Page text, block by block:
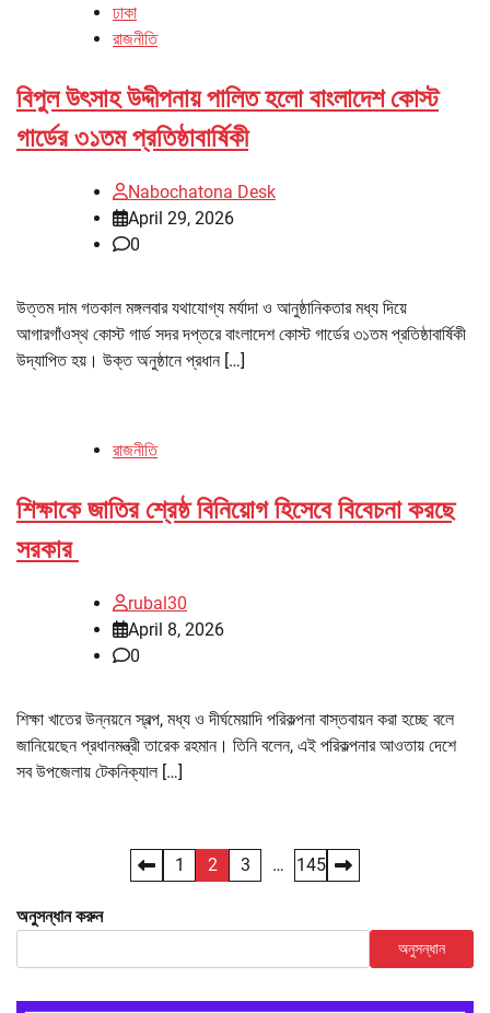
ঢাকা
রাজনীতি
বিপুল উৎসাহ উদ্দীপনায় পালিত হলো বাংলাদেশ কোস্ট
গার্ডের ৩১তম প্রতিষ্ঠাবার্ষিকী
Nabochatona Desk
April 29, 2026
0
উত্তম দাম গতকাল মঙ্গলবার যথাযোগ্য মর্যাদা ও আনুষ্ঠানিকতার মধ্য দিয়ে
আগারগাঁওস্থ কোস্ট গার্ড সদর দপ্তরে বাংলাদেশ কোস্ট গার্ডের ৩১তম প্রতিষ্ঠাবার্ষিকী
উদ্যাপিত হয়। উক্ত অনুষ্ঠানে প্রধান […]
রাজনীতি
শিক্ষাকে জাতির শ্রেষ্ঠ বিনিয়োগ হিসেবে বিবেচনা করছে
সরকার
rubal30
April 8, 2026
0
শিক্ষা খাতের উন্নয়নে স্বল্প, মধ্য ও দীর্ঘমেয়াদি পরিকল্পনা বাস্তবায়ন করা হচ্ছে বলে
জানিয়েছেন প্রধানমন্ত্রী তারেক রহমান। তিনি বলেন, এই পরিকল্পনার আওতায় দেশে
সব উপজেলায় টেকনিক্যাল […]
pagination
1 2 3 … 145
অনুসন্ধান করুন
অনুসন্ধান